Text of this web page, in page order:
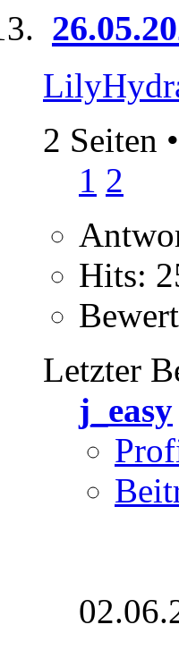
2 Seiten •
1 2
Hits:
Letzter
j_easy